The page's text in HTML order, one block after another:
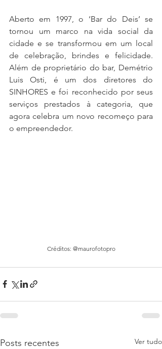
Aberto em 1997, o ‘Bar do Deis’ se
tornou um marco na vida social da
cidade e se transformou em um local
de celebração, brindes e felicidade.
Além de proprietário do bar, Demétrio
Luis Osti, é um dos diretores do
SINHORES e foi reconhecido por seus
serviços prestados à categoria, que
agora celebra um novo recomeço para
o empreendedor.
Créditos: @maurofotopro
Posts recentes Ver tudo